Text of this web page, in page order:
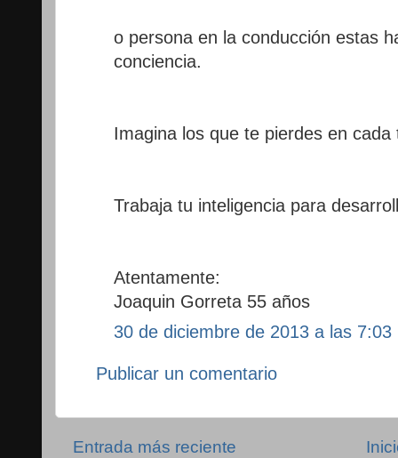
o persona en la conducción estas
conciencia.
Imagina los que te pierdes en
Trabaja tu inteligencia para
Atentamente:
Joaquin Gorreta 55 años
30 de diciembre de 2013 a las 7:03
Publicar un comentario
Entrada más reciente